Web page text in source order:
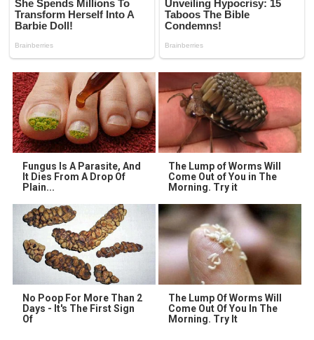
Fungus Is A Parasite, And
It Dies From A Drop Of
Plain...
The Lump of Worms Will
Come Out of You in The
Morning. Try it
No Poop For More Than 2
Days - It's The First Sign
Of
The Lump Of Worms Will
Come Out Of You In The
Morning. Try It